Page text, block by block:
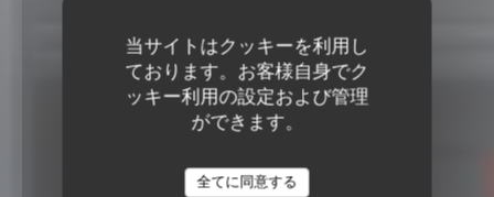
当サイトはクッキーを利用し
ております。お客様自身でク
ッキー利用の設定および管理
ができます。
全てに同意する
フランス料理レストラン
Nous 4 | Restaurant